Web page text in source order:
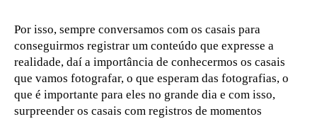
Por isso, sempre conversamos com os casais para
conseguirmos registrar um conteúdo que expresse a
realidade, daí a importância de conhecermos os casais
que vamos fotografar, o que esperam das fotografias, o
que é importante para eles no grande dia e com isso,
surpreender os casais com registros de momentos